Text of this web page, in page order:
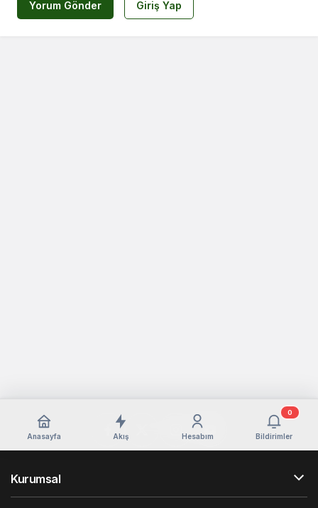
Yorum Gönder Giriş Yap
Anasayfa Akış Hesabım Bildirimler
0
Kurumsal